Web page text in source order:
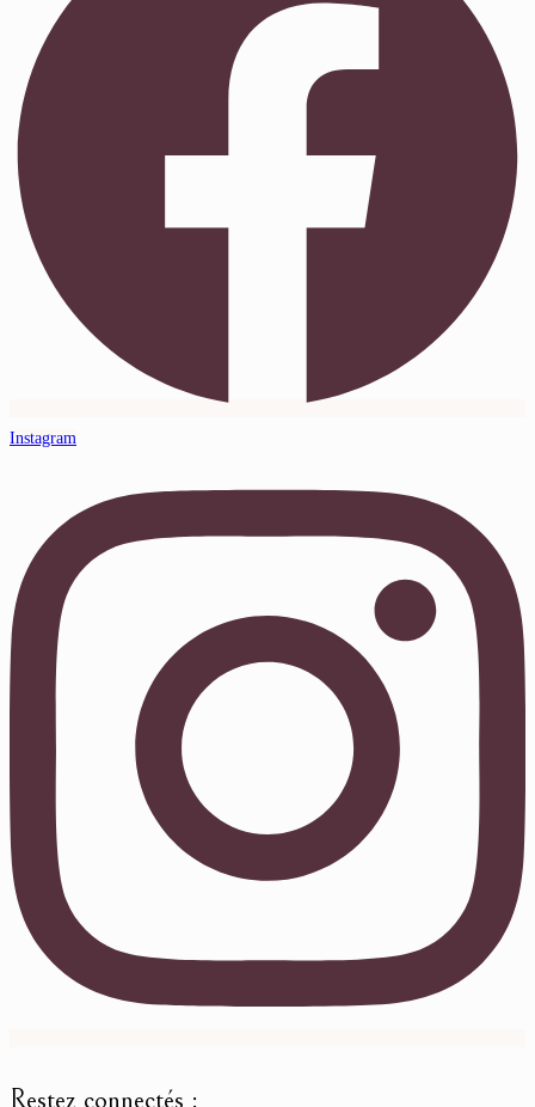
Instagram
Restez connectés :